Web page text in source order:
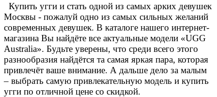
Купить угги и стать одной из самых арких девушек
Москвы - пожалуй одно из самых сильных желаний
современных девушек. В каталоге нашего интернет-
магазина Вы найдёте все актуальные модели «UGG
Australia». Будьте уверены, что среди всего этого
разнообразия найдётся та самая яркая пара, которая
привлечёт ваше внимание. А дальше дело за малым
– выбрать самую привлекательную модель и купить
угги по отличной цене со скидкой.